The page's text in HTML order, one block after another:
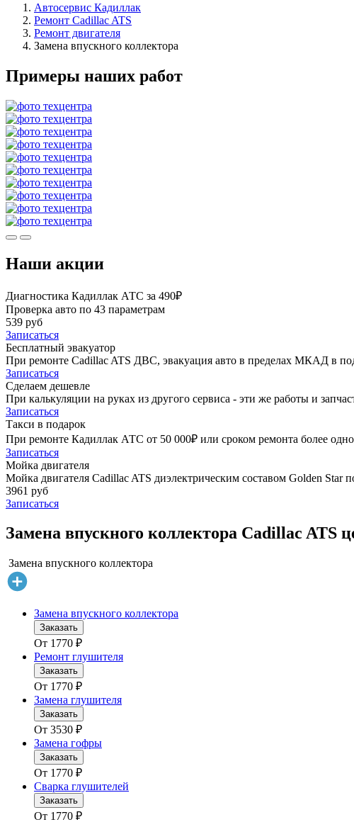
Автосервис Кадиллак
Ремонт Cadillac ATS
Ремонт двигателя
Замена впускного коллектора
Примеры наших работ
Наши акции
Диагностика Кадиллак АТС за 490₽
Проверка авто по 43 параметрам
539 руб
Записаться
Бесплатный эвакуатор
При ремонте Cadillac ATS ДВС, эвакуация авто в пределах МКАД в
Записаться
Сделаем дешевле
При калькуляции на руках из другого сервиса - эти же работы и
Записаться
Такси в подарок
При ремонте Кадиллак АТС от 50 000₽ или сроком ремонта более
Записаться
Мойка двигателя
Мойка двигателя Cadillac ATS диэлектрическим составом Golden Star
3961 руб
Записаться
Замена впускного коллектора Cadillac ATS
Замена впускного коллектора
Замена впускного коллектора
Заказать
От 1770 ₽
Ремонт глушителя
Заказать
От 1770 ₽
Замена глушителя
Заказать
От 3530 ₽
Замена гофры
Заказать
От 1770 ₽
Сварка глушителей
Заказать
От 1770 ₽